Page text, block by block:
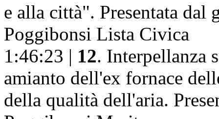
e alla città". Presentata
Poggibonsi Lista Civica
1:46:23 | 12. Interpellanza
amianto dell'ex fornace
della qualità dell'aria.